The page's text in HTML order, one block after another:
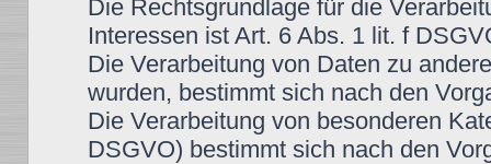
Die Rechtsgrundlage für die
Interessen ist Art. 6 Abs. 1 lit. f
Die Verarbeitung von Daten zu
wurden, bestimmt sich nach den
Die Verarbeitung von besonderen
DSGVO) bestimmt sich nach den